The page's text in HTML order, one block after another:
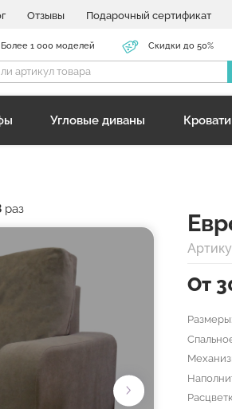
Отзывы Подарочный сертификат
Более 1 000 моделей Скидки до 50%
Угловые диваны Кровати
раз
От
Размеры: